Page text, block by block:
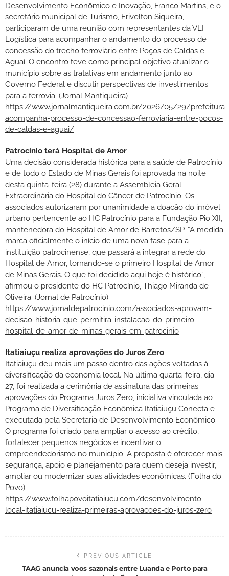
Desenvolvimento Econômico e Inovação, Franco Martins, e o
secretário municipal de Turismo, Erivelton Siqueira,
participaram de uma reunião com representantes da VLI
Logística para acompanhar o andamento do processo de
concessão do trecho ferroviário entre Poços de Caldas e
Aguaí. O encontro teve como principal objetivo atualizar o
município sobre as tratativas em andamento junto ao
Governo Federal e discutir perspectivas de investimentos
para a ferrovia. (Jornal Mantiqueira)
https://www.jornalmantiqueira.com.br/2026/05/29/prefeitura-
acompanha-processo-de-concessao-ferroviaria-entre-pocos-
de-caldas-e-aguai/
Patrocínio terá Hospital de Amor
Uma decisão considerada histórica para a saúde de Patrocínio
e de todo o Estado de Minas Gerais foi aprovada na noite
desta quinta-feira (28) durante a Assembleia Geral
Extraordinária do Hospital do Câncer de Patrocínio. Os
associados autorizaram por unanimidade a doação do imóvel
urbano pertencente ao HC Patrocínio para a Fundação Pio XII,
mantenedora do Hospital de Amor de Barretos/SP. “A medida
marca oficialmente o início de uma nova fase para a
instituição patrocinense, que passará a integrar a rede do
Hospital de Amor, tornando-se o primeiro Hospital de Amor
de Minas Gerais. O que foi decidido aqui hoje é histórico”,
afirmou o presidente do HC Patrocínio, Thiago Miranda de
Oliveira. (Jornal de Patrocínio)
https://www.jornaldepatrocinio.com/associados-aprovam-
decisao-historia-que-permitira-instalacao-do-primeiro-
hospital-de-amor-de-minas-gerais-em-patrocinio
Itatiaiuçu realiza aprovações do Juros Zero
Itatiaiuçu deu mais um passo dentro das ações voltadas à
diversificação da economia local. Na última quarta-feira, dia
27, foi realizada a cerimônia de assinatura das primeiras
aprovações do Programa Juros Zero, iniciativa vinculada ao
Programa de Diversificação Econômica Itatiaiuçu Conecta e
executada pela Secretaria de Desenvolvimento Econômico.
O programa foi criado para ampliar o acesso ao crédito,
fortalecer pequenos negócios e incentivar o
empreendedorismo no município. A proposta é oferecer mais
segurança, apoio e planejamento para quem deseja investir,
ampliar ou modernizar suas atividades econômicas. (Folha do
Povo)
https://www.folhapovoitatiaiucu.com/desenvolvimento-
local-itatiaiucu-realiza-primeiras-aprovacoes-do-juros-zero
PREVIOUS ARTICLE
TAAG anuncia voos sazonais entre Luanda e Porto para